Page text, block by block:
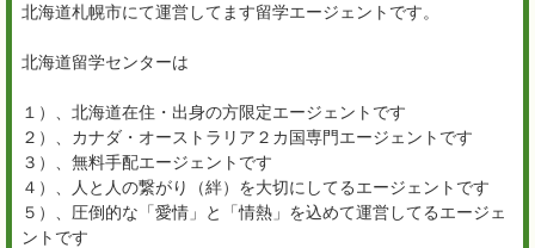
北海道札幌市にて運営してます留学エージェントです。
北海道留学センターは
１）、北海道在住・出身の方限定エージェントです
２）、カナダ・オーストラリア２カ国専門エージェントです
３）、無料手配エージェントです
４）、人と人の繋がり（絆）を大切にしてるエージェントです
５）、圧倒的な「愛情」と「情熱」を込めて運営してるエージェ
ントです